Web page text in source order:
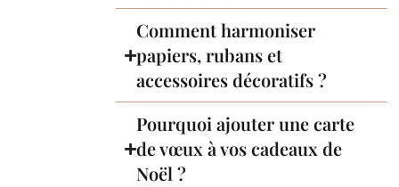
Comment harmoniser
papiers, rubans et
accessoires décoratifs ?
Pourquoi ajouter une carte
de vœux à vos cadeaux de
Noël ?